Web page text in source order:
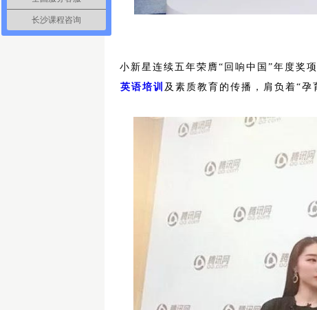
小新星连续五年荣膺“回响中国”年度奖
英语培训 及素质教育的传播，肩负着“
长沙课程咨询